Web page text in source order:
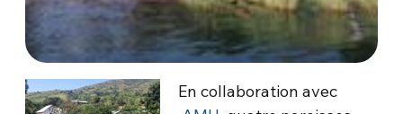
En collaboration avec